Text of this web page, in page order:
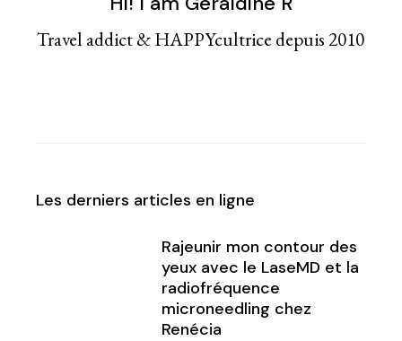
Travel addict & HAPPYcultrice depuis 2010
Les derniers articles en ligne
Rajeunir mon contour des
yeux avec le LaseMD et la
radiofréquence
microneedling chez
Renécia